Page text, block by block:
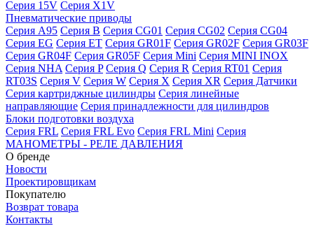
Серия 15V Серия X1V
Пневматические приводы
Серия A95 Серия B Серия CG01 Серия CG02 Серия CG04
Серия EG Серия ET Серия GR01F Серия GR02F Серия GR03F
Серия GR04F Серия GR05F Серия Mini Серия MINI INOX
Серия NHA Серия P Серия Q Серия R Серия RT01 Серия
RT03S Серия V Серия W Серия X Серия XR Серия Датчики
Серия картриджные цилиндры Серия линейные
направляющие Серия принадлежности для цилиндров
Блоки подготовки воздуха
Серия FRL Серия FRL Evo Серия FRL Mini Серия
МАНОМЕТРЫ - РЕЛЕ ДАВЛЕНИЯ
О бренде
Новости
Проектировщикам
Покупателю
Возврат товара
Контакты